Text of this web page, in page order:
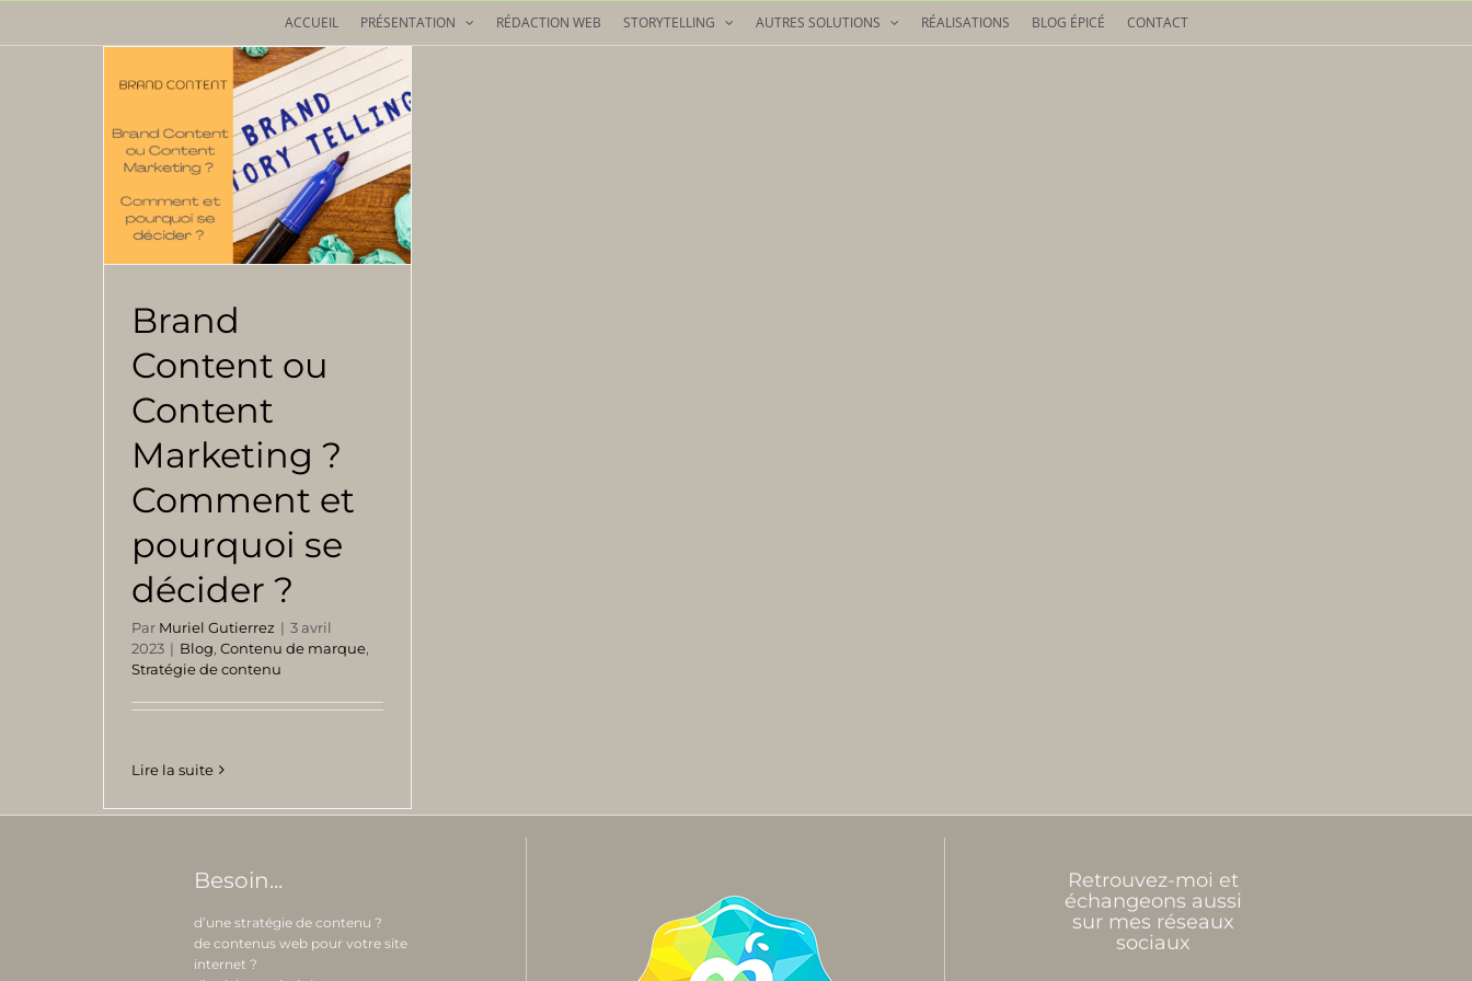
ACCUEIL PRÉSENTATION RÉDACTION WEB STORYTELLING AUTRES SOLUTIONS RÉALISATIONS BLOG ÉPICÉ CONTACT
Brand
Content ou
Content
Marketing ?
Comment et
pourquoi se
décider ?
Par Muriel Gutierrez | 3 avril
2023 | Blog,Contenu de marque,
Stratégie de contenu
Lire la suite
Besoin...
d’une stratégie de contenu ?
de contenus web pour votre site
internet ?
Retrouvez-moi et
échangeons aussi
sur mes réseaux
sociaux